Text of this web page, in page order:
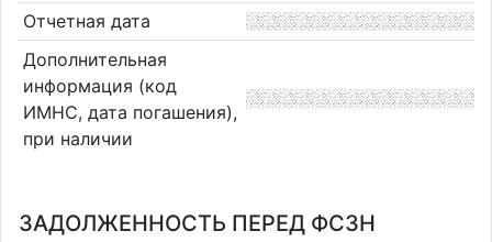
Отчетная дата
Дополнительная
информация (код
ИМНС, дата погашения),
при наличии
ЗАДОЛЖЕННОСТЬ ПЕРЕД ФСЗН